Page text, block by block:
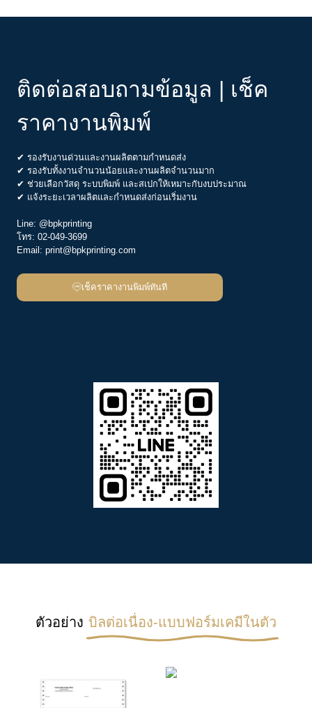
ติดต่อสอบถามข้อมูล | เช็ค
ราคางานพิมพ์
✔ รองรับงานด่วนและงานผลิตตามกำหนดส่ง
✔ รองรับทั้งงานจำนวนน้อยและงานผลิตจำนวนมาก
✔ ช่วยเลือกวัสดุ ระบบพิมพ์ และสเปกให้เหมาะกับงบประมาณ
✔ แจ้งระยะเวลาผลิตและกำหนดส่งก่อนเริ่มงาน
Line: @bpkprinting
โทร: 02-049-3699
Email: print@bpkprinting.com
เช็คราคางานพิมพ์ทันที
ตัวอย่าง บิลต่อเนื่อง-แบบฟอร์มเคมีในตัว